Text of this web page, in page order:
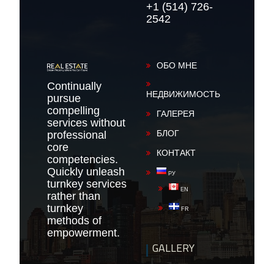
+1 (514) 726-
2542
Continually
pursue
compelling
services without
professional
core
competencies.
Quickly unleash
turnkey services
rather than
turnkey
methods of
empowerment.
ОБО МНЕ
НЕДВИЖИМОСТЬ
ГАЛЕРЕЯ
БЛОГ
КОНТАКТ
РУ
EN
FR
GALLERY